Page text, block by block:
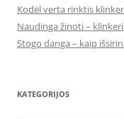
Kodėl verta rinktis
Naudinga žinoti –
Stogo danga – kaip
KATEGORIJOS